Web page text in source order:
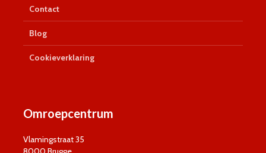
Contact
Blog
Cookieverklaring
Omroepcentrum
Vlamingstraat 35